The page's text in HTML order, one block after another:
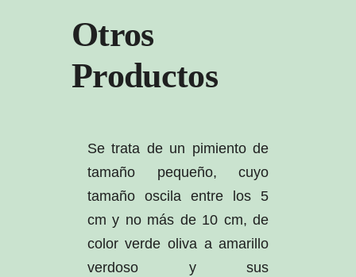
Otros
Productos
Se trata de un pimiento de
tamaño pequeño, cuyo
tamaño oscila entre los 5
cm y no más de 10 cm, de
color verde oliva a amarillo
verdoso y sus